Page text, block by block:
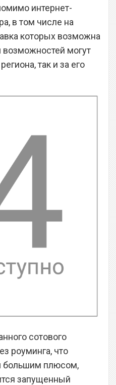
интернет-
в том числе на
которых возможна
возможностей могут
так и за его
сотового
роуминга, что
большим плюсом,
запущенный